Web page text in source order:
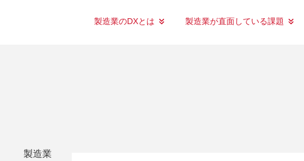
製造業のDXとは 製造業が直面している課題
製造業